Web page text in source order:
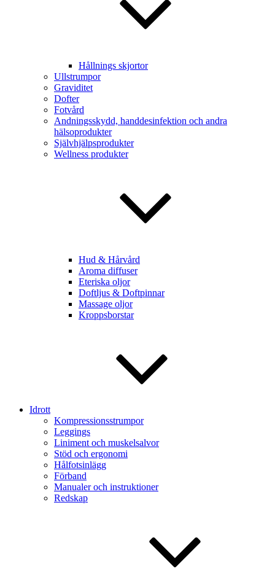
Hållnings skjortor
Ullstrumpor
Graviditet
Dofter
Fotvård
Andningsskydd, handdesinfektion och andra
hälsoprodukter
Självhjälpsprodukter
Wellness produkter
Hud & Hårvård
Aroma diffuser
Eteriska oljor
Doftljus & Doftpinnar
Massage oljor
Kroppsborstar
Idrott
Kompressionsstrumpor
Leggings
Liniment och muskelsalvor
Stöd och ergonomi
Hålfotsinlägg
Förband
Manualer och instruktioner
Redskap